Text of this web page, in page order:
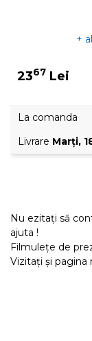
+
2367 Lei
La comanda
Livrare Marţi,
Nu ezitați să
ajuta !
Filmulețe de
Vizitați și pagina